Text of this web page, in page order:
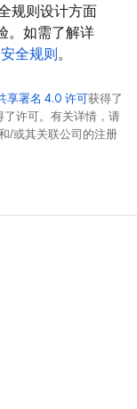
规则设计方面
。如需了解详
全规则。
享署名 4.0 许可获得了
了许可。有关详情，请
/或其关联公司的注册